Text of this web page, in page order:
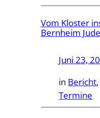
Vom Kloster
Bernheim
Juni 23,
in Bericht,
Termine